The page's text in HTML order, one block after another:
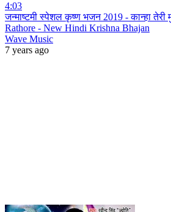
4:03
जन्माष्टमी स्पेशल कृष्ण भजन 2019 - कान्हा तेरी
Rathore - New Hindi Krishna Bhajan
Wave Music
7 years ago